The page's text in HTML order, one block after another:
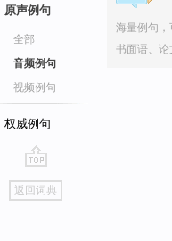
原声例句
全部
音频例句
视频例句
权威例句
go
top
返回词典
海量例句，
书面语、论